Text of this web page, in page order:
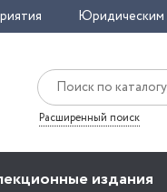
Юридическим
Расширенный поиск
издания